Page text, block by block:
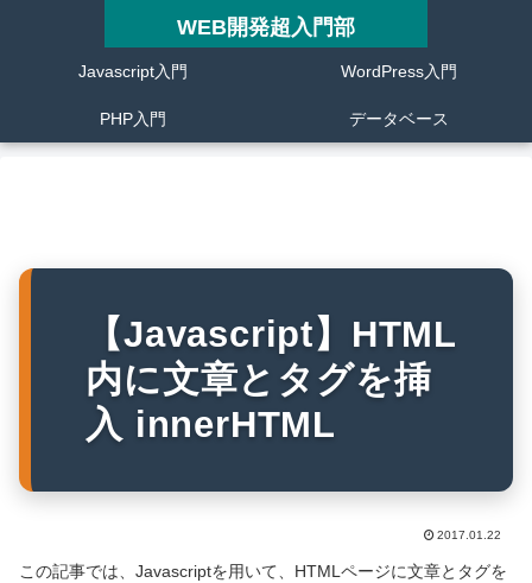
WEB開発超入門部
Javascript入門 WordPress入門
PHP入門 データベース
【Javascript】HTML
内に文章とタグを挿
入 innerHTML
2017.01.22
この記事では、Javascriptを用いて、HTMLページに文章とタグを